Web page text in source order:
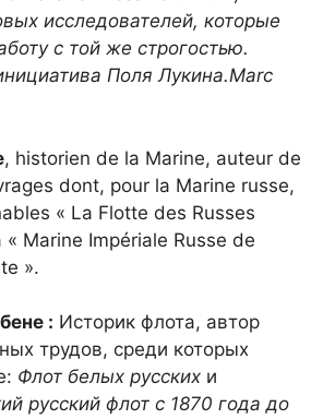
исследователей, которые
с той же строгостью.
Поля Лукина.Marc
, historien de la Marine, auteur de
dont, pour la Marine russe,
« La Flotte des Russes
Marine Impériale Russe de
».
: Историк флота, автор
трудов, среди которых
Флот белых русских и
русский флот с 1870 года до